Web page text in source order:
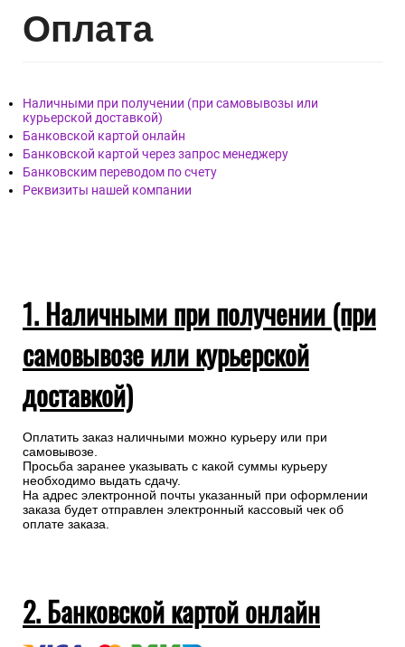
Оплата
Наличными при получении (при самовывозы или
курьерской доставкой)
Банковской картой онлайн
Банковской картой через запрос менеджеру
Банковским переводом по счету
Реквизиты нашей компании
1. Наличными при получении (при
самовывозе или курьерской
доставкой)
Оплатить заказ наличными можно курьеру или при
самовывозе.
Просьба заранее указывать с какой суммы курьеру
необходимо выдать сдачу.
На адрес электронной почты указанный при оформлении
заказа будет отправлен электронный кассовый чек об
оплате заказа.
2. Банковской картой онлайн